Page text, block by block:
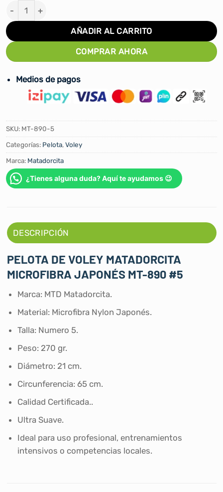
PELOTA DE VOLEY MTD M5000 MICROFIBRA
AÑADIR AL CARRITO
COMPRAR AHORA
Medios de pagos
SKU: MT-890-5
Categorías: Pelota,Voley
Marca: Matadorcita
¿Tienes alguna duda? Aquí te ayudamos 😉
DESCRIPCIÓN
PELOTA DE VOLEY MATADORCITA
MICROFIBRA JAPONÉS MT-890 #5
Marca: MTD Matadorcita.
Material: Microfibra Nylon Japonés.
Talla: Numero 5.
Peso: 270 gr.
Diámetro: 21 cm.
Circunferencia: 65 cm.
Calidad Certificada..
Ultra Suave.
Ideal para uso profesional, entrenamientos
intensivos o competencias locales.